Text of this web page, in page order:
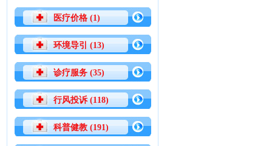
医疗价格 (1)
环境导引 (13)
诊疗服务 (35)
行风投诉 (118)
科普健教 (191)